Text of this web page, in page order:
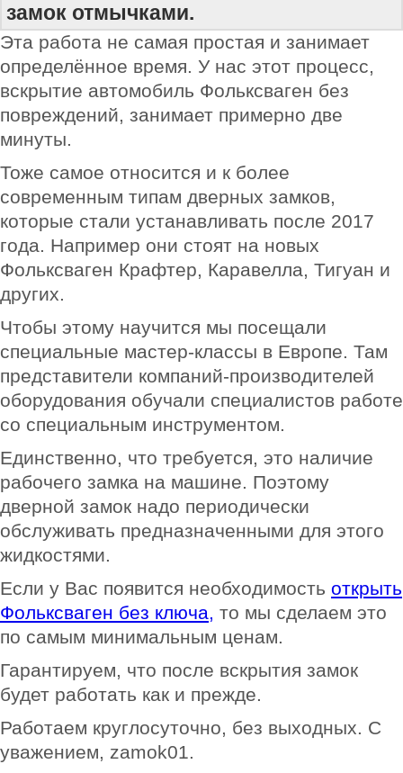
замок отмычками.
Эта работа не самая простая и занимает
определённое время. У нас этот процесс,
вскрытие автомобиль Фольксваген без
повреждений, занимает примерно две
минуты.
Тоже самое относится и к более
современным типам дверных замков,
которые стали устанавливать после 2017
года. Например они стоят на новых
Фольксваген Крафтер, Каравелла, Тигуан и
других.
Чтобы этому научится мы посещали
специальные мастер-классы в Европе. Там
представители компаний-производителей
оборудования обучали специалистов работе
со специальным инструментом.
Единственно, что требуется, это наличие
рабочего замка на машине. Поэтому
дверной замок надо периодически
обслуживать предназначенными для этого
жидкостями.
Если у Вас появится необходимость открыть
Фольксваген без ключа, то мы сделаем это
по самым минимальным ценам.
Гарантируем, что после вскрытия замок
будет работать как и прежде.
Работаем круглосуточно, без выходных. С
уважением, zamok01.